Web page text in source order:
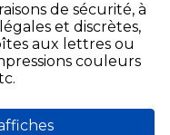
de sécurité, à
et discrètes,
aux lettres ou
couleurs